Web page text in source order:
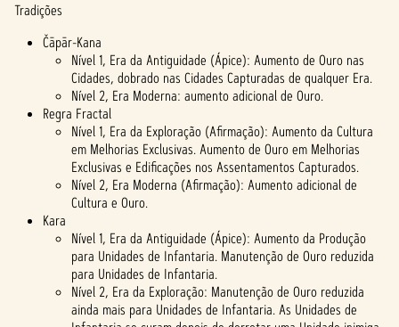
Tradições
Čāpār-Kana
Nível 1, Era da Antiguidade (Ápice): Aumento de Ouro nas
Cidades, dobrado nas Cidades Capturadas de qualquer Era.
Nível 2, Era Moderna: aumento adicional de Ouro.
Regra Fractal
Nível 1, Era da Exploração (Afirmação): Aumento da Cultura
em Melhorias Exclusivas. Aumento de Ouro em Melhorias
Exclusivas e Edificações nos Assentamentos Capturados.
Nível 2, Era Moderna (Afirmação): Aumento adicional de
Cultura e Ouro.
Kara
Nível 1, Era da Antiguidade (Ápice): Aumento da Produção
para Unidades de Infantaria. Manutenção de Ouro reduzida
para Unidades de Infantaria.
Nível 2, Era da Exploração: Manutenção de Ouro reduzida
ainda mais para Unidades de Infantaria. As Unidades de